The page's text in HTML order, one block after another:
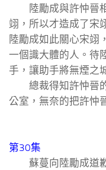
陸勵成與許忡晉相
翊，所以才造成了宋
陸勵成如此關心宋翊
一個識大體的人。待
手，讓助手將無煙之
總裁得知許忡晉的
公室，無奈的把許忡
第30集
蘇蔓向陸勵成道歉